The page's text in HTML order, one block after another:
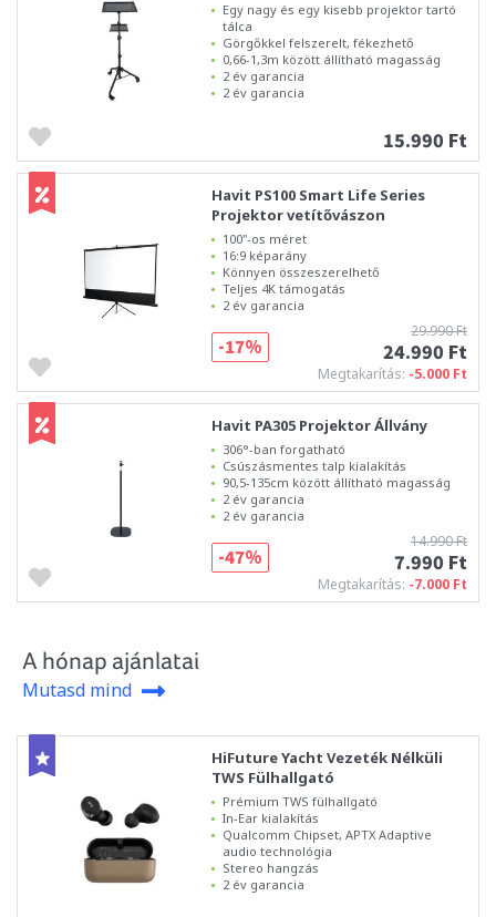
Egy nagy és egy kisebb projektor tartó
tálca
Görgőkkel felszerelt, fékezhető
0,66-1,3m között állítható magasság
2 év garancia
2 év garancia
15.990 Ft
Havit PS100 Smart Life Series
Projektor vetítővászon
100"-os méret
16:9 képarány
Könnyen összeszerelhető
Teljes 4K támogatás
2 év garancia
29.990 Ft
24.990 Ft
Megtakarítás: -5.000 Ft
-17%
Havit PA305 Projektor Állvány
306°-ban forgatható
Csúszásmentes talp kialakítás
90,5-135cm között állítható magasság
2 év garancia
2 év garancia
14.990 Ft
7.990 Ft
Megtakarítás: -7.000 Ft
-47%
A hónap ajánlatai
Mutasd mind
HiFuture Yacht Vezeték Nélküli
TWS Fülhallgató
Prémium TWS fülhallgató
In-Ear kialakítás
Qualcomm Chipset, APTX Adaptive
audio technológia
Stereo hangzás
2 év garancia